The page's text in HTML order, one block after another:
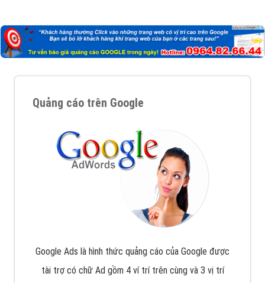
Quảng cáo trên Google
Google Ads là hình thức quảng cáo của Google được
tài trợ có chữ Ad gồm 4 ví trí trên cùng và 3 vị trí